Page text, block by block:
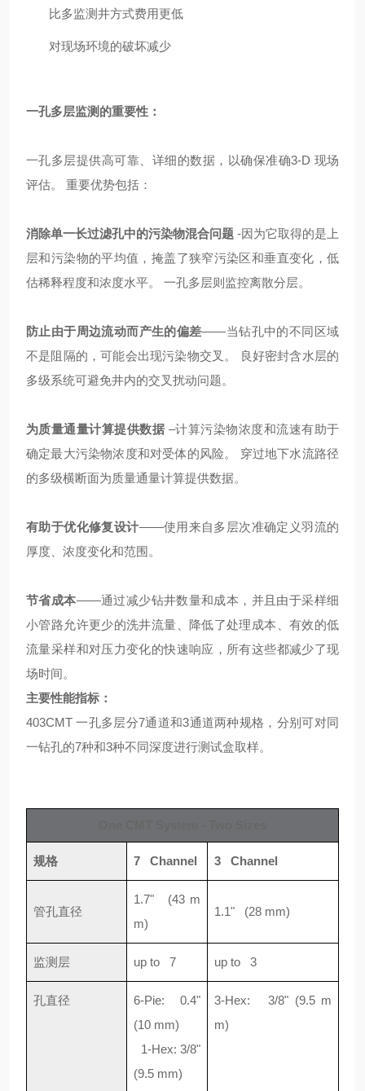
比多监测井方式费用更低
对现场环境的破坏减少
一孔多层监测的重要性：
一孔多层提供高可靠、详细的数据，以确保准确3-D 现场
评估。 重要优势包括：
消除单一长过滤孔中的污染物混合问题 -因为它取得的是上
层和污染物的平均值，掩盖了狭窄污染区和垂直变化，低
估稀释程度和浓度水平。 一孔多层则监控离散分层。
防止由于周边流动而产生的偏差——当钻孔中的不同区域
不是阻隔的，可能会出现污染物交叉。 良好密封含水层的
多级系统可避免井内的交叉扰动问题。
为质量通量计算提供数据 –计算污染物浓度和流速有助于
确定最大污染物浓度和对受体的风险。 穿过地下水流路径
的多级横断面为质量通量计算提供数据。
有助于优化修复设计——使用来自多层次准确定义羽流的
厚度、浓度变化和范围。
节省成本——通过减少钻井数量和成本，并且由于采样细
小管路允许更少的洗井流量、降低了处理成本、有效的低
流量采样和对压力变化的快速响应，所有这些都减少了现
场时间。
主要性能指标：
403CMT一孔多层分7通道和3通道两种规格，分别可对同
一钻孔的7种和3种不同深度进行测试盒取样。
规格 7 Channel 3 Channel
管孔直径
1.7" (43 m
m)
1.1" (28 mm)
监测层 up to 7 up to 3
孔直径
6-Pie: 0.4"
(10 mm)
1-Hex: 3/8"
(9.5 mm)
3-Hex: 3/8" (9.5 m
m)